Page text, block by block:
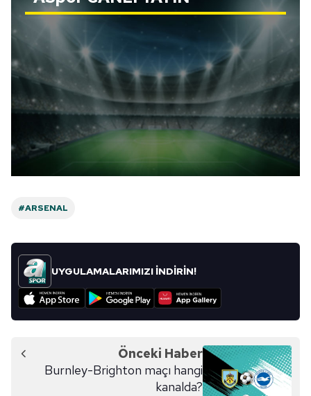
Metnimizi ziyaret edebilirsiniz.
6698 sayılı Kişisel Verilerin Korunması Kanunu uyarınca
hazırlanmış Aydınlatma Metnimizi okumak ve sitemizde
ilgili mevzuata uygun olarak kullanılan çerezlerle ilgili bilgi
almak için lütfentıklayınız
#ARSENAL
UYGULAMALARIMIZI İNDİRİN!
Önceki Haber
Burnley-Brighton maçı hangi
kanalda?